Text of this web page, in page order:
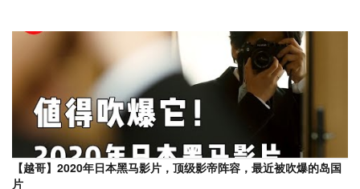
【越哥】2020年日本黑马影片，顶级影帝阵容，最近被吹爆的岛国
片